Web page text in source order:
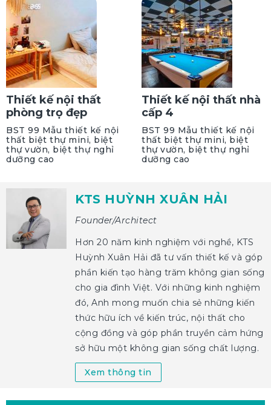
Thiết kế nội thất
phòng trọ đẹp
BST 99 Mẫu thiết kế nội
thất biệt thự mini, biệt
thự vườn, biệt thự nghỉ
dưỡng cao
Thiết kế nội thất nhà
cấp 4
BST 99 Mẫu thiết kế nội
thất biệt thự mini, biệt
thự vườn, biệt thự nghỉ
dưỡng cao
KTS HUỲNH XUÂN HẢI
Founder/Architect
Hơn 20 năm kinh nghiệm với nghề, KTS
Huỳnh Xuân Hải đã tư vấn thiết kế và góp
phần kiến tạo hàng trăm không gian sống
cho gia đình Việt. Với những kinh nghiệm
đó, Anh mong muốn chia sẻ những kiến
thức hữu ích về kiến trúc, nội thất cho
cộng đồng và góp phần truyền cảm hứng
sở hữu một không gian sống chất lượng.
Xem thông tin